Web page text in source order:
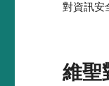
對資訊安
維聖